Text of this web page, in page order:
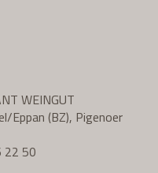
WEINGUT
Eppan (BZ), Pigenoer
22 50